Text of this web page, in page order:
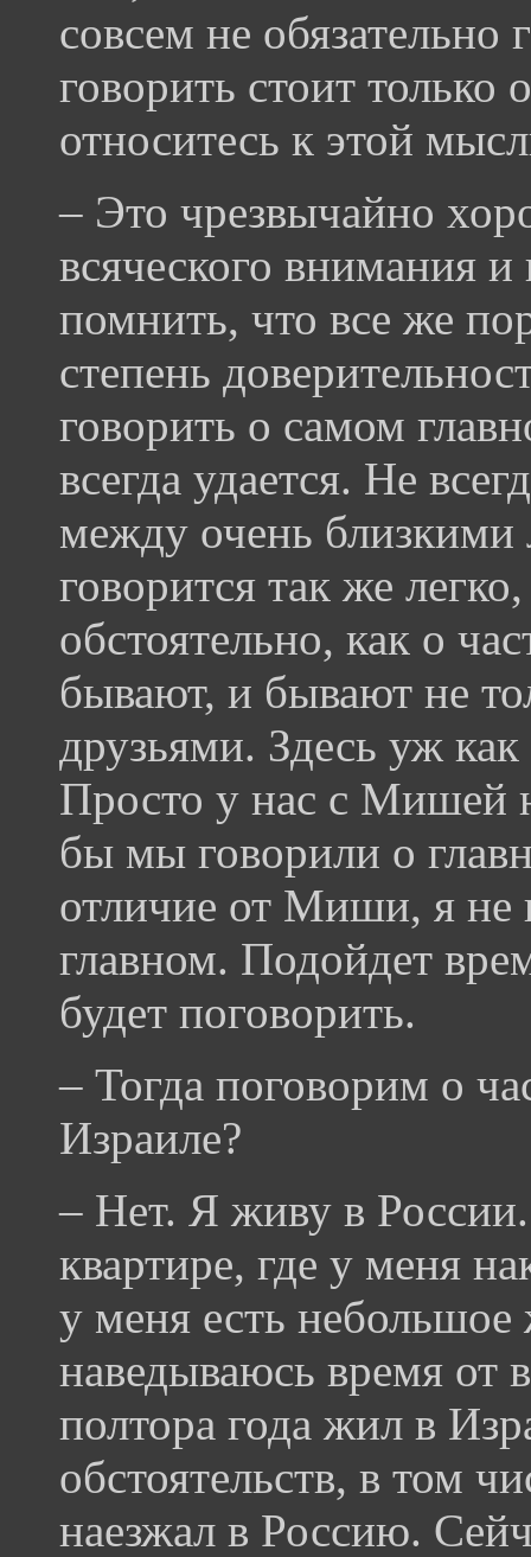
совсем не
говорить стоит только
относитесь к этой
– Это чрезвычайно
всяческого внимания
помнить, что все же
степень
говорить о самом
всегда удается. Не
между очень близкими
говорится так же
обстоятельно, как о
бывают, и бывают не
друзьями. Здесь уж
Просто у нас с Мишей
бы мы говорили о
отличие от Миши, я не
главном. Подойдет
будет поговорить.
– Тогда поговорим о
Израиле?
– Нет. Я живу в
квартире, где у меня
у меня есть
наведываюсь время от
полтора года жил в
обстоятельств, в том
наезжал в Россию.